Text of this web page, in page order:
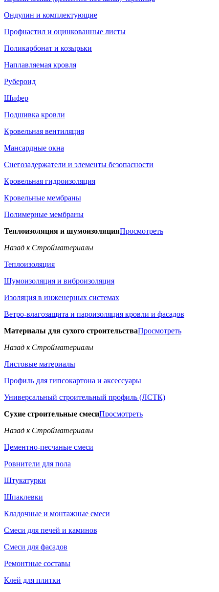
Ондулин и комплектующие
Профнастил и оцинкованные листы
Поликарбонат и козырьки
Наплавляемая кровля
Рубероид
Шифер
Подшивка кровли
Кровельная вентиляция
Мансардные окна
Снегозадержатели и элементы безопасности
Кровельная гидроизоляция
Кровельные мембраны
Полимерные мембраны
Теплоизоляция и шумоизоляцияПросмотреть
Назад к Стройматериалы
Теплоизоляция
Шумоизоляция и виброизоляция
Изоляция в инженерных системах
Ветро-влагозащита и пароизоляция кровли и фасадов
Материалы для сухого строительстваПросмотреть
Назад к Стройматериалы
Листовые материалы
Профиль для гипсокартона и аксессуары
Универсальный строительный профиль (ЛСТК)
Сухие строительные смесиПросмотреть
Назад к Стройматериалы
Цементно-песчаные смеси
Ровнители для пола
Штукатурки
Шпаклевки
Кладочные и монтажные смеси
Смеси для печей и каминов
Смеси для фасадов
Ремонтные составы
Клей для плитки